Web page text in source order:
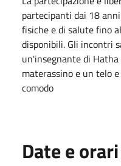
partecipanti dai 18
fisiche e di salute fino
disponibili. Gli incontri
un'insegnante di Hatha
materassino e un telo
comodo
Date e orari